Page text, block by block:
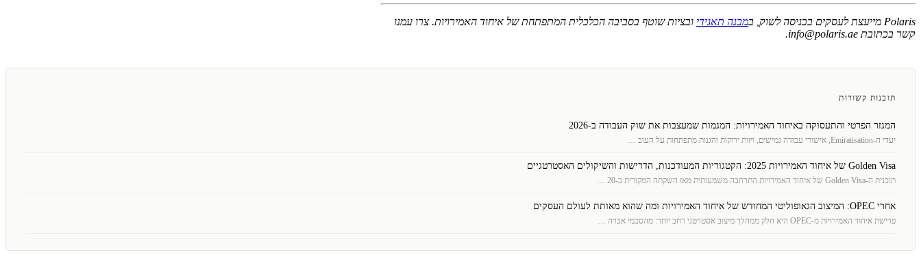
Polaris מייעצת לעסקים בכניסה לשוק, ב מבנה תאגידי ובציות שוטף בסביבה הכלכלית המתפתחת של איחוד האמירויות. צרו עמנו
קשר בכתובת info@polaris.ae.
תובנות קשורות
המגזר הפרטי והתעסוקה באיחוד האמירויות: המגמות שמעצבות את שוק העבודה ב-2026
יעדי ה-Emiratisation, אישורי עבודה גמישים, ויזות ירוקות והגנות מתפתחות על העוב …
Golden Visa של איחוד האמירויות 2025: הקטגוריות המעודכנות, הדרישות והשיקולים האסטרטגיים
תוכנית ה-Golden Visa של איחוד האמירויות התרחבה משמעותית מאז השקתה המקורית ב-20 …
אחרי OPEC: המיצוב הגאופוליטי המחודש של איחוד האמירויות ומה שהוא מאותת לעולם העסקים
פרישת איחוד האמירויות מ-OPEC היא חלק ממהלך מיצוב אסטרטגי רחב יותר: מהסכמי אברה …